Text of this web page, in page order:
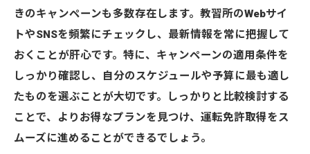
きのキャンペーンも多数存在します。教習所のWebサイ
トやSNSを頻繁にチェックし、最新情報を常に把握して
おくことが肝心です。特に、キャンペーンの適用条件を
しっかり確認し、自分のスケジュールや予算に最も適し
たものを選ぶことが大切です。しっかりと比較検討する
ことで、よりお得なプランを見つけ、運転免許取得をス
ムーズに進めることができるでしょう。